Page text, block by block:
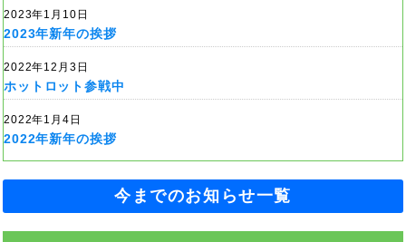
2023年1月10日
2023年新年の挨拶
2022年12月3日
ホットロット参戦中
2022年1月4日
2022年新年の挨拶
今までのお知らせ一覧